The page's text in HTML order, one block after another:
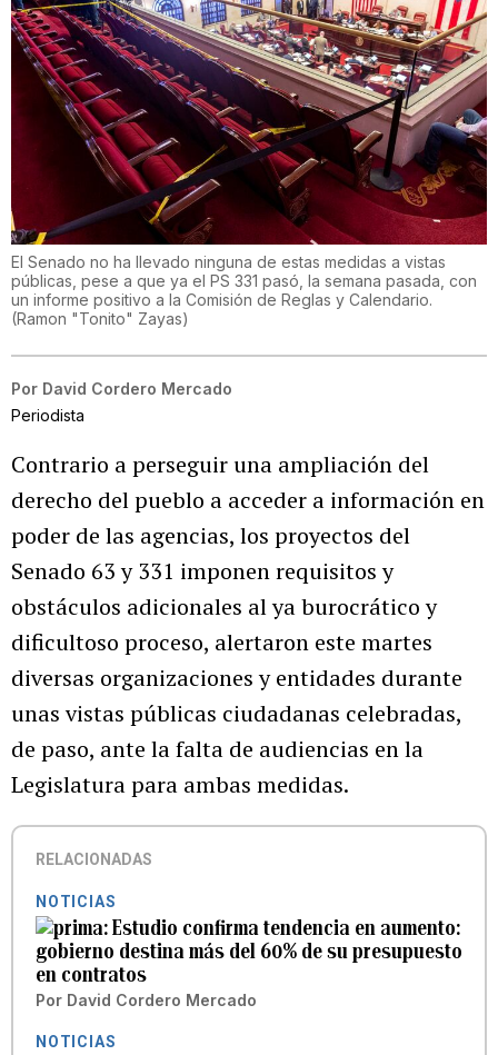
El Senado no ha llevado ninguna de estas medidas a vistas
públicas, pese a que ya el PS 331 pasó, la semana pasada, con
un informe positivo a la Comisión de Reglas y Calendario.
(Ramon "Tonito" Zayas)
Por David Cordero Mercado
Periodista
Contrario a perseguir una ampliación del
derecho del pueblo a acceder a información en
poder de las agencias, los proyectos del
Senado 63 y 331 imponen requisitos y
obstáculos adicionales al ya burocrático y
dificultoso proceso, alertaron este martes
diversas organizaciones y entidades durante
unas vistas públicas ciudadanas celebradas,
de paso, ante la falta de audiencias en la
Legislatura para ambas medidas.
RELACIONADAS
NOTICIAS
Estudio confirma tendencia en aumento:
gobierno destina más del 60% de su presupuesto
en contratos
Por David Cordero Mercado
NOTICIAS